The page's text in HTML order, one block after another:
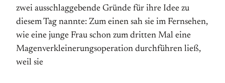
zwei ausschlaggebende Gründe für ihre Idee zu
diesem Tag nannte: Zum einen sah sie im Fernsehen,
wie eine junge Frau schon zum dritten Mal eine
Magen­verkleinerungs­operation durchführen ließ,
weil sie